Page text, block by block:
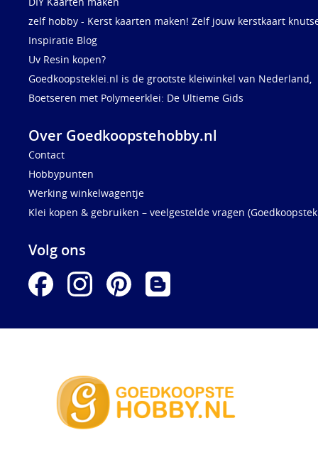
zelf hobby - Kerst kaarten maken! Zelf jouw kerstkaart
Inspiratie Blog
Uv Resin kopen?
Goedkoopsteklei.nl is de grootste kleiwinkel van Nederland,
Boetseren met Polymeerklei: De Ultieme Gids
Over Goedkoopstehobby.nl
Contact
Hobbypunten
Werking winkelwagentje
Klei kopen & gebruiken – veelgestelde vragen
Volg ons